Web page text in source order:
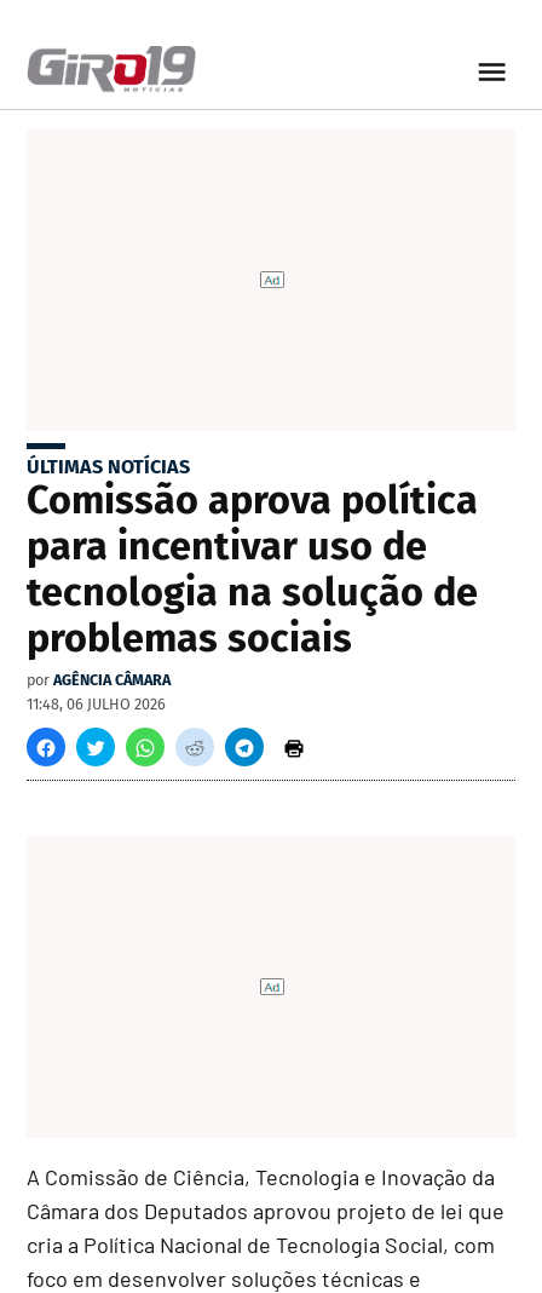
ÚLTIMAS NOTÍCIAS
Comissão aprova política
para incentivar uso de
tecnologia na solução de
problemas sociais
por AGÊNCIA CÂMARA
11:48, 06 JULHO 2026
A Comissão de Ciência, Tecnologia e Inovação da
Câmara dos Deputados aprovou projeto de lei que
cria a Política Nacional de Tecnologia Social, com
foco em desenvolver soluções técnicas e